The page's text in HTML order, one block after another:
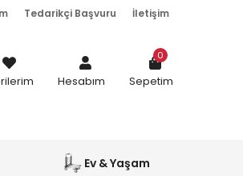
Tedarikçi Başvuru İletişim
Hesabım Sepetim
0
Ev & Yaşam